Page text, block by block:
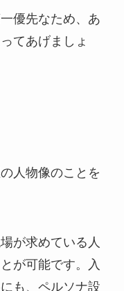
優先なため、あ
てあげましょ
人物像のことを
が求めている人
が可能です。入
も、ペルソナ設